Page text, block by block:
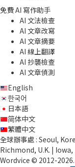
免費 AI 寫作助手
AI 文法檢查
AI 文章改寫
AI 文章摘要
AI 線上翻譯
AI 抄襲檢查
AI 文章偵測
English
한국어
日本語
简体中文
繁體中文
全球辦事處 : Seoul,
Richmond, U.K. | Iowa,
Wordvice © 2012-